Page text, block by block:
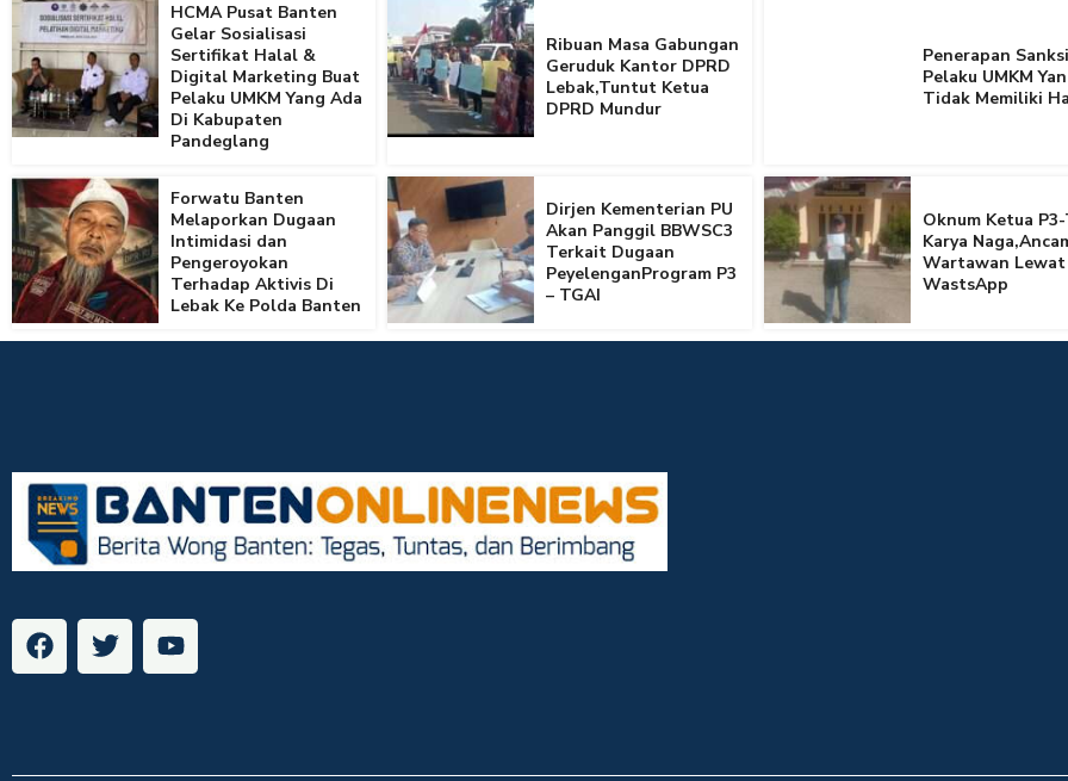
HCMA Pusat Banten
Gelar Sosialisasi
Sertifikat Halal &
Digital Marketing Buat
Pelaku UMKM Yang Ada
Di Kabupaten
Pandeglang
Ribuan Masa Gabungan
Geruduk Kantor DPRD
Lebak,Tuntut Ketua
DPRD Mundur
Penerapan
Pelaku UMKM
Tidak Memiliki
Forwatu Banten
Melaporkan Dugaan
Intimidasi dan
Pengeroyokan
Terhadap Aktivis Di
Lebak Ke Polda Banten
Dirjen Kementerian PU
Akan Panggil BBWSC3
Terkait Dugaan
PeyelenganProgram P3
– TGAI
Oknum Ketua
Karya
Wartawan Lewat
WastsApp